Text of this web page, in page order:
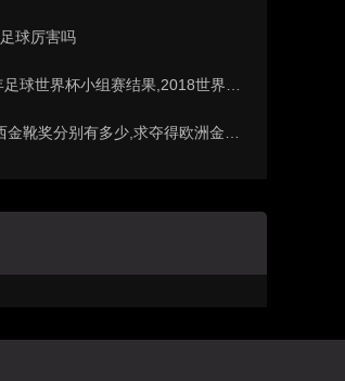
球厉害吗
界杯小组赛结果,2018世界杯中国进入a组
别有多少,求夺得欧洲金靴奖与各大联赛金靴奖最